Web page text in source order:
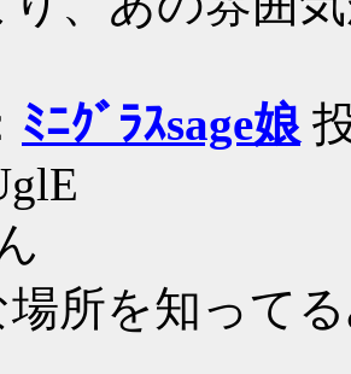
ﾐﾆｸﾞﾗｽsage娘
所を知って